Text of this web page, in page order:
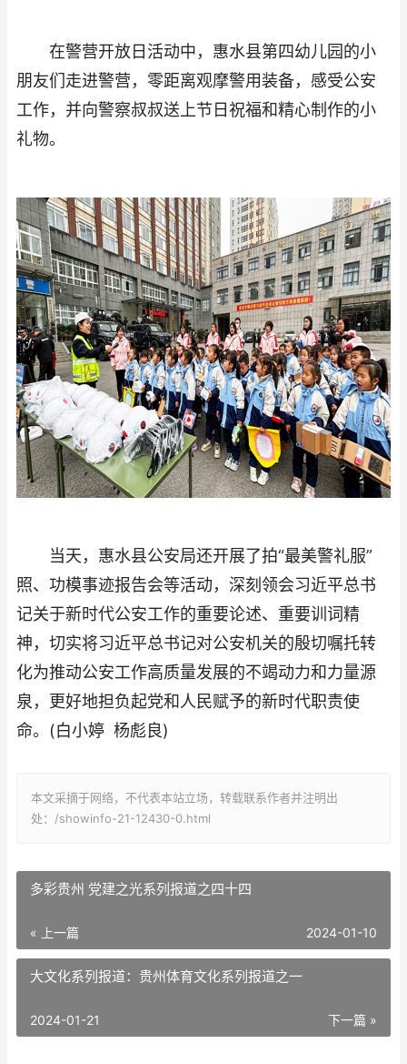
在警营开放日活动中，惠水县第四幼儿园的小
朋友们走进警营，零距离观摩警用装备，感受公安
工作，并向警察叔叔送上节日祝福和精心制作的小
礼物。
当天，惠水县公安局还开展了拍“最美警礼服”
照、功模事迹报告会等活动，深刻领会习近平总书
记关于新时代公安工作的重要论述、重要训词精
神，切实将习近平总书记对公安机关的殷切嘱托转
化为推动公安工作高质量发展的不竭动力和力量源
泉，更好地担负起党和人民赋予的新时代职责使
命。(白小婷 杨彪良)
本文采摘于网络，不代表本站立场，转载联系作者并注明出
处：/showinfo-21-12430-0.html
多彩贵州 党建之光系列报道之四十四
« 上一篇 2024-01-10
大文化系列报道：贵州体育文化系列报道之一
下一篇 »
2024-01-21